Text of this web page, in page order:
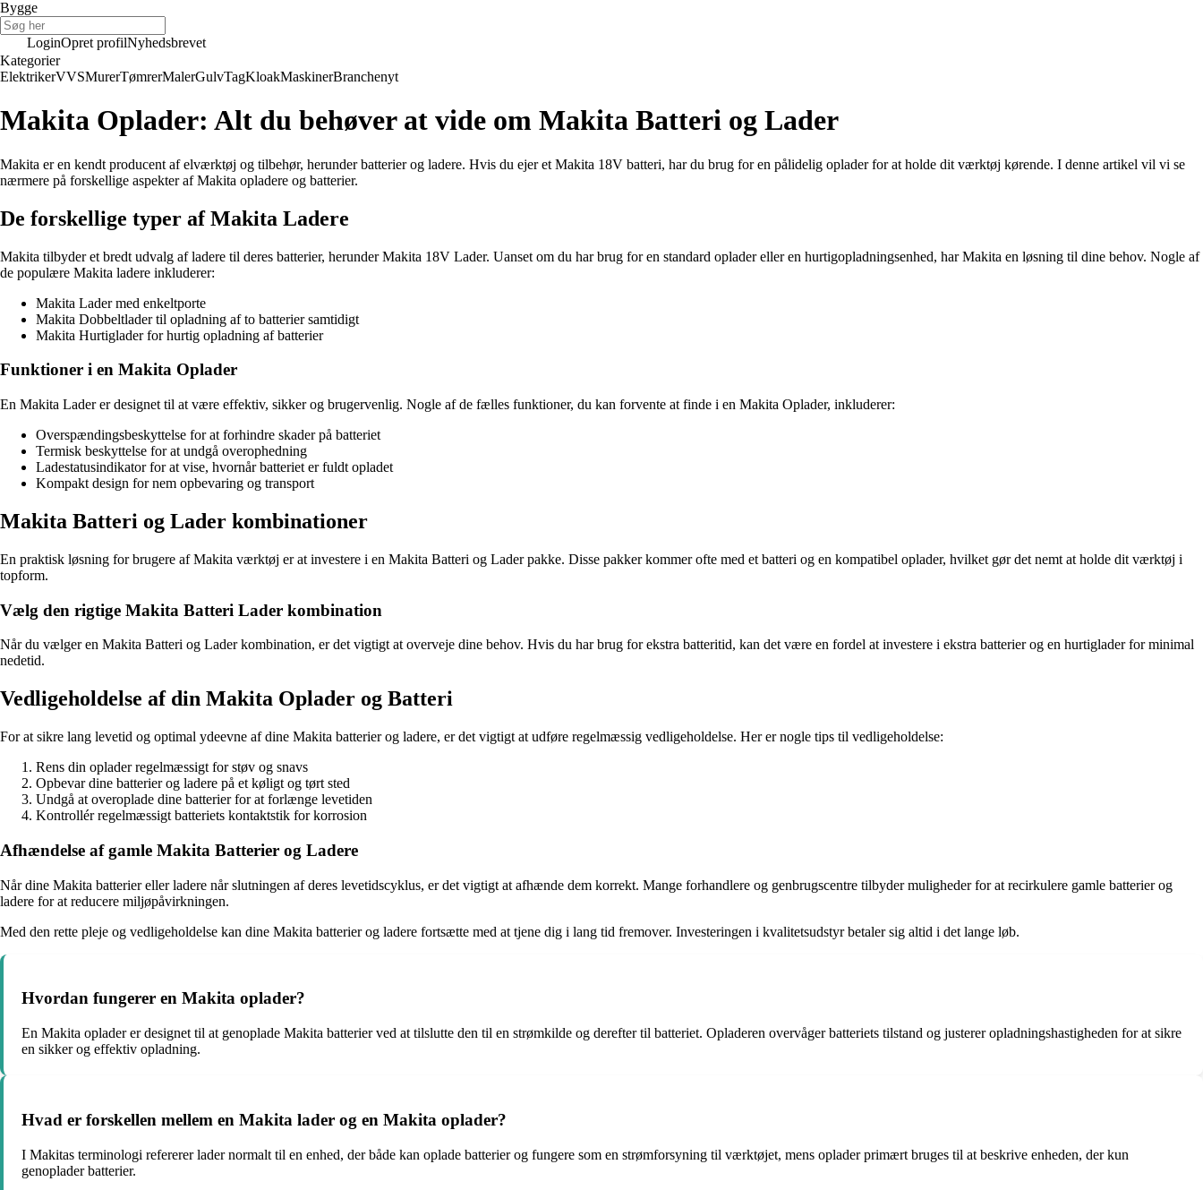
Bygge
LoginOpret profilNyhedsbrevet
Kategorier
ElektrikerVVSMurerTømrerMalerGulvTagKloakMaskinerBranchenyt
Makita Oplader: Alt du behøver at vide om Makita Batteri og Lader
Makita er en kendt producent af elværktøj og tilbehør, herunder batterier og ladere. Hvis du ejer et Makita 18V batteri, har du brug for en pålidelig oplader for at holde dit værktøj kørende. I denne artikel vil vi se
nærmere på forskellige aspekter af Makita opladere og batterier.
De forskellige typer af Makita Ladere
Makita tilbyder et bredt udvalg af ladere til deres batterier, herunder Makita 18V Lader. Uanset om du har brug for en standard oplader eller en hurtigopladningsenhed, har Makita en løsning til dine behov. Nogle af
de populære Makita ladere inkluderer:
Makita Lader med enkeltporte
Makita Dobbeltlader til opladning af to batterier samtidigt
Makita Hurtiglader for hurtig opladning af batterier
Funktioner i en Makita Oplader
En Makita Lader er designet til at være effektiv, sikker og brugervenlig. Nogle af de fælles funktioner, du kan forvente at finde i en Makita Oplader, inkluderer:
Overspændingsbeskyttelse for at forhindre skader på batteriet
Termisk beskyttelse for at undgå overophedning
Ladestatusindikator for at vise, hvornår batteriet er fuldt opladet
Kompakt design for nem opbevaring og transport
Makita Batteri og Lader kombinationer
En praktisk løsning for brugere af Makita værktøj er at investere i en Makita Batteri og Lader pakke. Disse pakker kommer ofte med et batteri og en kompatibel oplader, hvilket gør det nemt at holde dit værktøj i
topform.
Vælg den rigtige Makita Batteri Lader kombination
Når du vælger en Makita Batteri og Lader kombination, er det vigtigt at overveje dine behov. Hvis du har brug for ekstra batteritid, kan det være en fordel at investere i ekstra batterier og en hurtiglader for minimal
nedetid.
Vedligeholdelse af din Makita Oplader og Batteri
For at sikre lang levetid og optimal ydeevne af dine Makita batterier og ladere, er det vigtigt at udføre regelmæssig vedligeholdelse. Her er nogle tips til vedligeholdelse:
Rens din oplader regelmæssigt for støv og snavs
Opbevar dine batterier og ladere på et køligt og tørt sted
Undgå at overoplade dine batterier for at forlænge levetiden
Kontrollér regelmæssigt batteriets kontaktstik for korrosion
Afhændelse af gamle Makita Batterier og Ladere
Når dine Makita batterier eller ladere når slutningen af deres levetidscyklus, er det vigtigt at afhænde dem korrekt. Mange forhandlere og genbrugscentre tilbyder muligheder for at recirkulere gamle batterier og
ladere for at reducere miljøpåvirkningen.
Med den rette pleje og vedligeholdelse kan dine Makita batterier og ladere fortsætte med at tjene dig i lang tid fremover. Investeringen i kvalitetsudstyr betaler sig altid i det lange løb.
Hvordan fungerer en Makita oplader?
En Makita oplader er designet til at genoplade Makita batterier ved at tilslutte den til en strømkilde og derefter til batteriet. Opladeren overvåger batteriets tilstand og justerer opladningshastigheden for at sikre
en sikker og effektiv opladning.
Hvad er forskellen mellem en Makita lader og en Makita oplader?
I Makitas terminologi refererer lader normalt til en enhed, der både kan oplade batterier og fungere som en strømforsyning til værktøjet, mens oplader primært bruges til at beskrive enheden, der kun
genoplader batterier.